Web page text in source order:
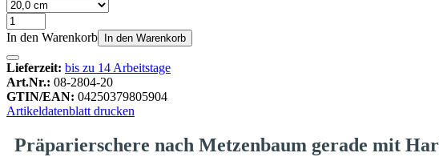
In den Warenkorb In den Warenkorb
Lieferzeit: bis zu 14 Arbeitstage
Art.Nr.: 08-2804-20
GTIN/EAN: 04250379805904
Artikeldatenblatt drucken
Präparierschere nach Metzenbaum gerade mit